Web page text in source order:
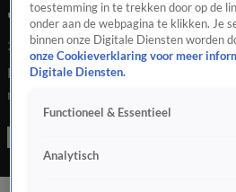
'Laat onze hulphonden
24 juli 2020, 14:19
Even naar de bioscoop of uit eten
mensen met een hulphond niet in.
toegang geweigerd vanwege de
toestemming in te trekken door op de
onder aan de webpagina te klikken. Je
binnen onze Digitale Diensten worden
onze Cookieverklaring voor meer
Digitale Diensten.
Functioneel & Essentieel
Analytisch